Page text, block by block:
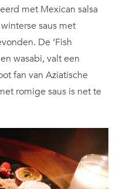
met Mexican salsa
saus met
De ‘Fish
wasabi, valt een
fan van Aziatische
romige saus is net te